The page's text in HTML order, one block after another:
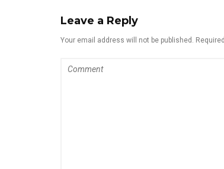
Leave a Reply
Your email address will not be published.